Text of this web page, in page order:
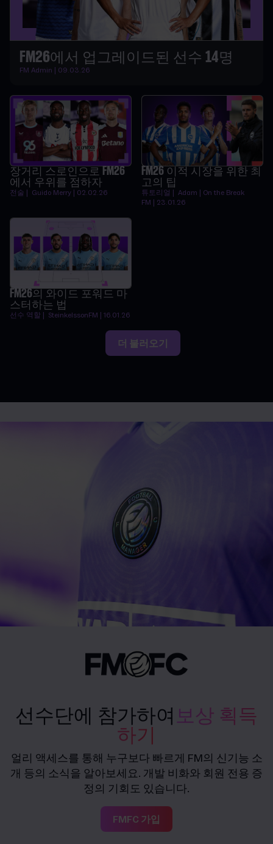
FM26에서 업그레이드된 선수 14명
FM Admin | 09.03.26
장거리 스로인으로 FM26
에서 우위를 점하자
전술 | Guido Merry | 02.02.26
FM26 이적 시장을 위한 최
고의 팁
튜토리얼 | Adam | On the Break
FM | 23.01.26
FM26의 와이드 포워드 마
스터하는 법
선수 역할 | SteinkelssonFM | 16.01.26
더 불러오기
선수단에 참가하여 보상 획득
하기
얼리 액세스를 통해 누구보다 빠르게 FM의 신기능 소
개 등의 소식을 알아보세요. 개발 비화와 회원 전용 증
정의 기회도 있습니다.
FMFC 가입